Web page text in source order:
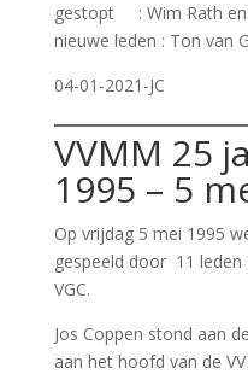
gestopt : Wim Rath en
nieuwe leden : Ton van
04-01-2021-JC
VVMM 25
1995 – 5
Op vrijdag 5 mei 1995
gespeeld door 11
VGC.
Jos Coppen stond aan
aan het hoofd van de